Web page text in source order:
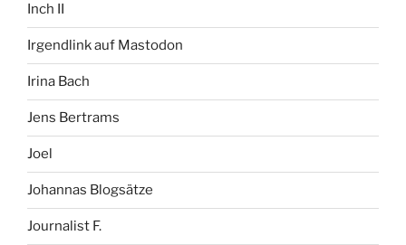
Inch II
Irgendlink auf Mastodon
Irina Bach
Jens Bertrams
Joel
Johannas Blogsätze
Journalist F.